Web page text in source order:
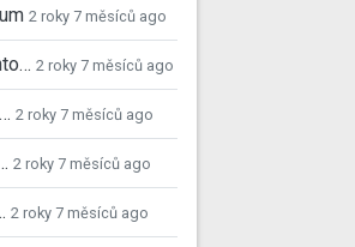
2 roky 7 měsíců ago
2 roky 7 měsíců ago
2 roky 7 měsíců ago
2 roky 7 měsíců ago
2 roky 7 měsíců ago